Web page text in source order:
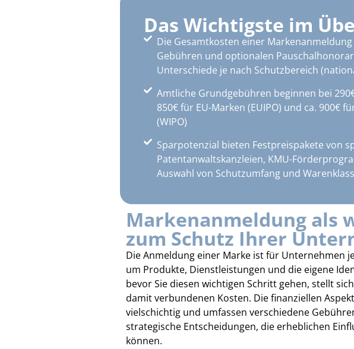
Das Wichtigste im
Die Gesamtkosten einer
Gebühren und optionalen
Unterschiede je nach Schutzbereich
Amtliche Grundgebühren beginnen bei
850€ für EU-Marken (EUIPO) und ca. 900€
(WIPO)
Sparpotenzial bieten Festpreispakete von
Patentanwaltskanzleien, KMU-
Auswahl von Schutzumfang und
Markenanmeldung als
zum Schutz Ihrer
Die Anmeldung einer Marke ist für Unternehmen
um Produkte, Dienstleistungen und die eigene
bevor Sie diesen wichtigen Schritt gehen, stellt
damit verbundenen Kosten. Die finanziellen
vielschichtig und umfassen verschiedene
strategische Entscheidungen, die erheblichen
können.